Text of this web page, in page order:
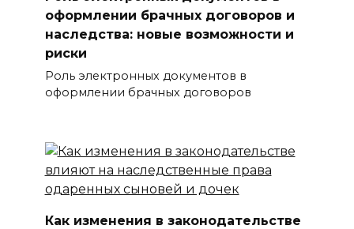
оформлении брачных договоров и
наследства: новые возможности и
риски
Роль электронных документов в
оформлении брачных договоров
Как изменения в законодательстве